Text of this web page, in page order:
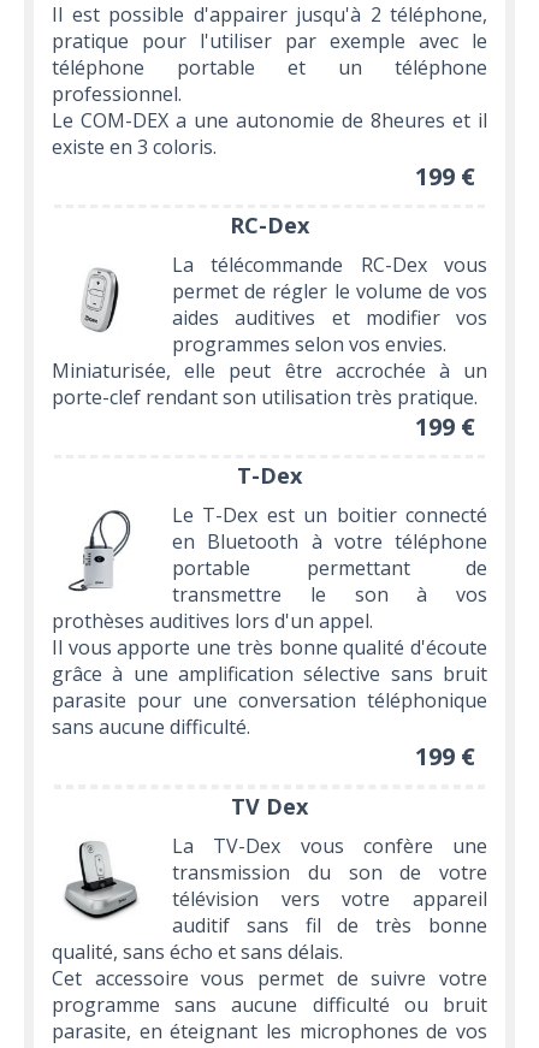
Il est possible d'appairer jusqu'à 2 téléphone,
pratique pour l'utiliser par exemple avec le
téléphone portable et un téléphone
professionnel.
Le COM-DEX a une autonomie de 8heures et il
existe en 3 coloris.
199 €
RC-Dex
La télécommande RC-Dex vous
permet de régler le volume de vos
aides auditives et modifier vos
programmes selon vos envies.
Miniaturisée, elle peut être accrochée à un
porte-clef rendant son utilisation très pratique.
199 €
T-Dex
Le T-Dex est un boitier connecté
en Bluetooth à votre téléphone
portable permettant de
transmettre le son à vos
prothèses auditives lors d'un appel.
Il vous apporte une très bonne qualité d'écoute
grâce à une amplification sélective sans bruit
parasite pour une conversation téléphonique
sans aucune difficulté.
199 €
TV Dex
La TV-Dex vous confère une
transmission du son de votre
télévision vers votre appareil
auditif sans fil de très bonne
qualité, sans écho et sans délais.
Cet accessoire vous permet de suivre votre
programme sans aucune difficulté ou bruit
parasite, en éteignant les microphones de vos